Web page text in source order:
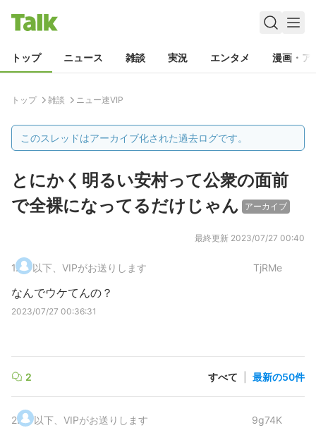
トップ ニュース 雑談 実況 エンタメ 漫画・ア
トップ 雑談 ニュー速VIP
このスレッドはアーカイブ化された過去ログです。
とにかく明るい安村って公衆の面前
で全裸になってるだけじゃん
アーカイブ
最終更新 2023/07/27 00:40
1. 以下、VIPがお送りします TjRMe
なんでウケてんの？
2023/07/27 00:36:31
2 すべて 最新の50件
2. 以下、VIPがお送りします 9g74K